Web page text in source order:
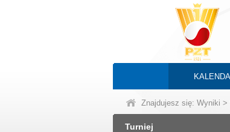
Znajdujesz się: Wyniki >
Turniej